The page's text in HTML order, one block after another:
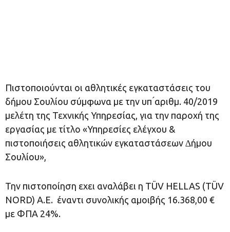
Πιστοποιούνται οι αθλητικές εγκαταστάσεις του
δήμου Σουλίου σύμφωνα με την υπ ́αριθμ. 40/2019
μελέτη της Τεχνικής Υπηρεσίας, για την παροχή της
εργασίας με τίτλο «Υπηρεσίες ελέγχου &
πιστοποιήσεις αθλητικών εγκαταστάσεων ∆ήμου
Σουλίου»,
Την πιστοποίηση εχει αναλάβει η TÜV HELLAS (TÜV
NORD) A.E. έναντι συνολικής αμοιβής 16.368,00 €
με ΦΠΑ 24%.